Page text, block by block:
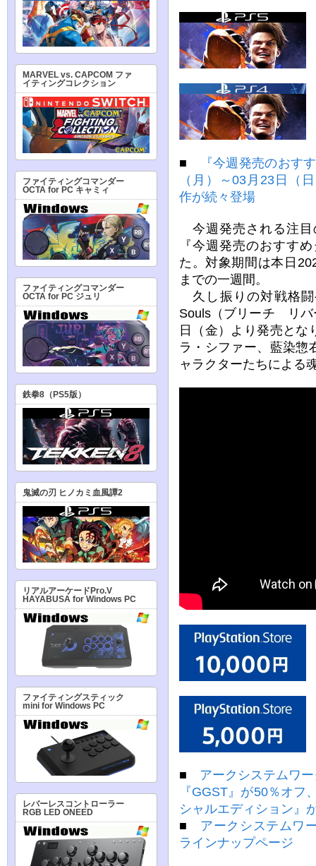
■
『今週発売のおす
（月）～03月23日（
作が続々登場
今週発売される注目
『今週発売のおすす
た。対象期間は本日
までの一週間。
久し振りの対戦格
Souls（ブリーチ リバ
日（金）より発売とな
ラ・シファー、藍染惣
ャラクターたちによる
■ アークシステムワ
『GGST』が50％オフ
シャルエディション』
■ アークシステムワ
ラインナップページ
MARVEL vs. CAPCOM ファ
イティングコレクション
ファイティングコマンダー
OCTA for PC キャミィ
ファイティングコマンダー
OCTA for PC ジュリ
鉄拳8（PS5版）
鬼滅の刃 ヒノカミ血風譚2
リアルアーケードPro.V
HAYABUSA for Windows PC
ファイティングスティック
mini for Windows PC
レバーレスコントローラー
RGB LED ONEED